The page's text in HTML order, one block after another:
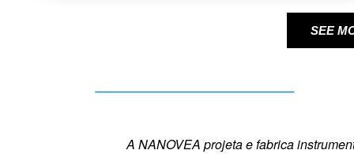
SEE
A NANOVEA projeta e fabrica